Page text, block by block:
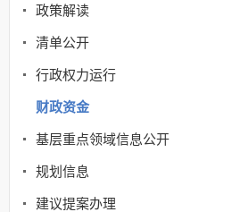
政策解读
清单公开
行政权力运行
财政资金
基层重点领域信息公开
规划信息
建议提案办理